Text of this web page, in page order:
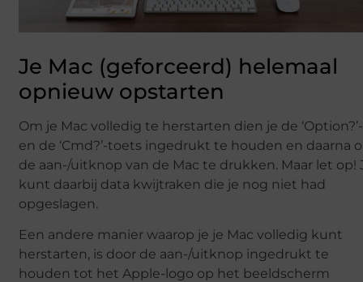
Je Mac (geforceerd) helemaal
opnieuw opstarten
Om je Mac volledig te herstarten dien je de ‘Option?’-
en de ‘Cmd?’-toets ingedrukt te houden en daarna
de aan-/uitknop van de Mac te drukken. Maar let op!
kunt daarbij data kwijtraken die je nog niet had
opgeslagen.
Een andere manier waarop je je Mac volledig kunt
herstarten, is door de aan-/uitknop ingedrukt te
houden tot het Apple-logo op het beeldscherm